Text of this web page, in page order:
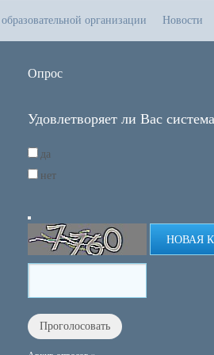
организации Новости
Опрос
Удовлетворяет ли Вас
да
нет
НОВАЯ